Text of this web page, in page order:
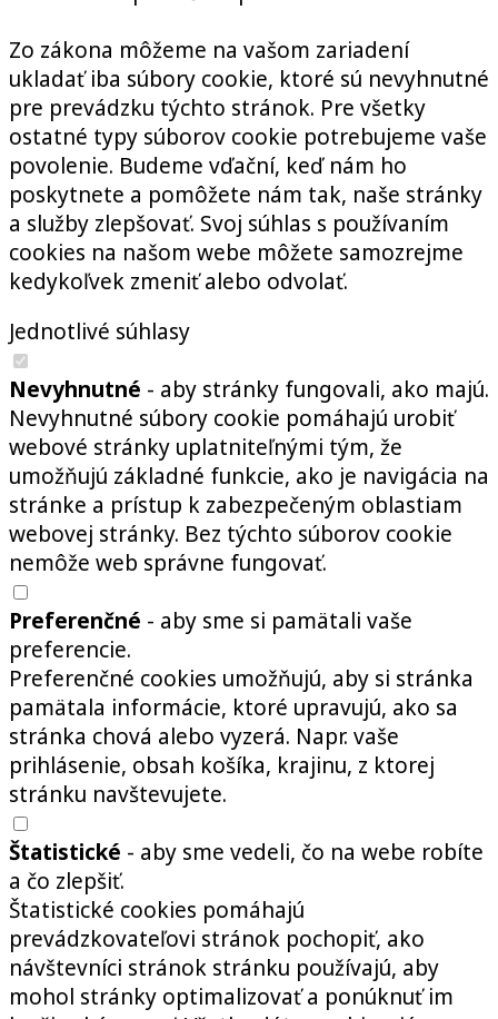
Zo zákona môžeme na vašom zariadení
ukladať iba súbory cookie, ktoré sú nevyhnutné
pre prevádzku týchto stránok. Pre všetky
ostatné typy súborov cookie potrebujeme vaše
povolenie. Budeme vďační, keď nám ho
poskytnete a pomôžete nám tak, naše stránky
a služby zlepšovať. Svoj súhlas s používaním
cookies na našom webe môžete samozrejme
kedykoľvek zmeniť alebo odvolať.
Jednotlivé súhlasy
Nevyhnutné - aby stránky fungovali, ako majú.
Nevyhnutné súbory cookie pomáhajú urobiť
webové stránky uplatniteľnými tým, že
umožňujú základné funkcie, ako je navigácia na
stránke a prístup k zabezpečeným oblastiam
webovej stránky. Bez týchto súborov cookie
nemôže web správne fungovať.
Preferenčné - aby sme si pamätali vaše
preferencie.
Preferenčné cookies umožňujú, aby si stránka
pamätala informácie, ktoré upravujú, ako sa
stránka chová alebo vyzerá. Napr. vaše
prihlásenie, obsah košíka, krajinu, z ktorej
stránku navštevujete.
Štatistické - aby sme vedeli, čo na webe robíte
a čo zlepšiť.
Štatistické cookies pomáhajú
prevádzkovateľovi stránok pochopiť, ako
návštevníci stránok stránku používajú, aby
mohol stránky optimalizovať a ponúknuť im